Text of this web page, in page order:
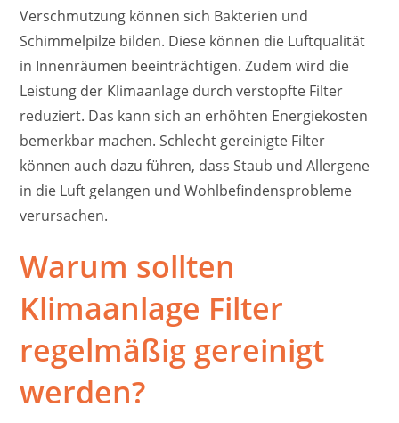
Verschmutzung können sich Bakterien und
Schimmelpilze bilden. Diese können die Luftqualität
in Innenräumen beeinträchtigen. Zudem wird die
Leistung der Klimaanlage durch verstopfte Filter
reduziert. Das kann sich an erhöhten Energiekosten
bemerkbar machen. Schlecht gereinigte Filter
können auch dazu führen, dass Staub und Allergene
in die Luft gelangen und Wohlbefindensprobleme
verursachen.
Warum sollten
Klimaanlage Filter
regelmäßig gereinigt
werden?